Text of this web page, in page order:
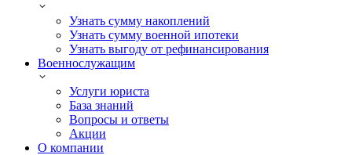
Узнать сумму накоплений
Узнать сумму военной ипотеки
Узнать выгоду от рефинансирования
Военнослужащим
Услуги юриста
База знаний
Вопросы и ответы
Акции
О компании